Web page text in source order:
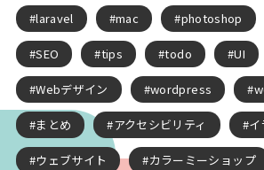
laravel mac photoshop
SEO tips todo UI
Webデザイン wordpress
まとめ アクセシビリティ イ
ウェブサイト カラーミーショップ